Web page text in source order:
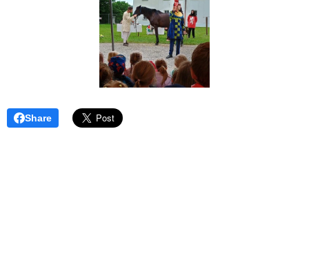
Share